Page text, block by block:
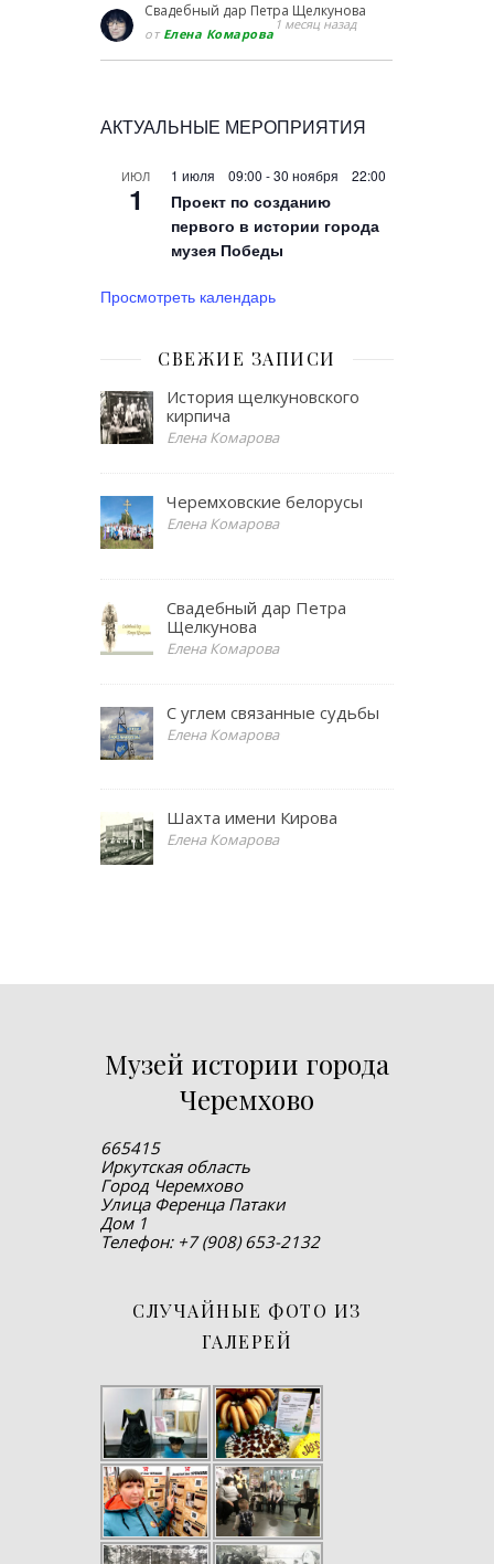
Свадебный дар Петра Щелкунова
от Елена Комарова
1 месяц назад
АКТУАЛЬНЫЕ МЕРОПРИЯТИЯ
ИЮЛ
1
1 июля 09:00 -30 ноября 22:00
Проект по созданию
первого в истории города
музея Победы
Просмотреть календарь
СВЕЖИЕ ЗАПИСИ
История щелкуновского
кирпича
Елена Комарова
Черемховские белорусы
Елена Комарова
Свадебный дар Петра
Щелкунова
Елена Комарова
С углем связанные судьбы
Елена Комарова
Шахта имени Кирова
Елена Комарова
Музей истории города
Черемхово
665415
Иркутская область
Город Черемхово
Улица Ференца Патаки
Дом 1
Телефон: +7 (908) 653-2132
СЛУЧАЙНЫЕ ФОТО ИЗ
ГАЛЕРЕЙ